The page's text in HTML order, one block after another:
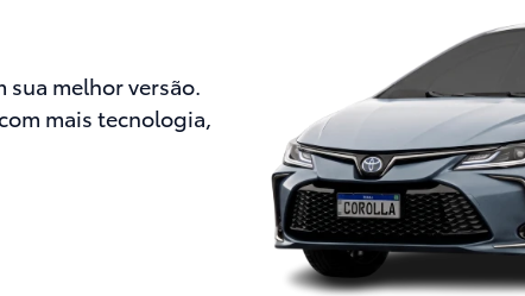
sua melhor versão.
mais tecnologia,